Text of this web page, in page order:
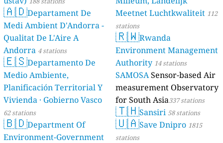
🇦🇩Departament De
Medi Ambient D'Andorra -
Qualitat De L'Aire A
Andorra 4 stations
🇪🇸Departamento De
Medio Ambiente,
Planificación Territorial Y
Vivienda · Gobierno Vasco
62 stations
🇧🇩Department Of
Environment-Government
Meetnet Luchtkwaliteit 112
stations
🇷🇼Rwanda
Environment Management
Authority 14 stations
SAMOSASensor-based Air
measurement Observatory
for South Asia337 stations
🇹🇭Sansiri 58 stations
🇺🇦Save Dnipro 1815
stations